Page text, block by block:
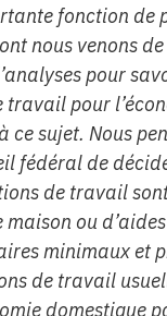
fonction de
nous venons
pour
pour
sujet. Nous
fédéral de
de travail
maison ou
minimaux et
de travail
domestique